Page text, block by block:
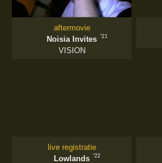
aftermovie
Noisia Invites
'21
VISION
live registratie
Lowlands
'22